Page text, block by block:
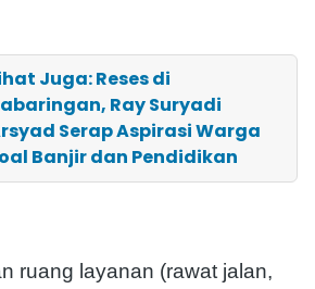
Juga: Reses di
Ray Suryadi
Serap Aspirasi Warga
Banjir dan Pendidikan
ruang layanan (rawat jalan,